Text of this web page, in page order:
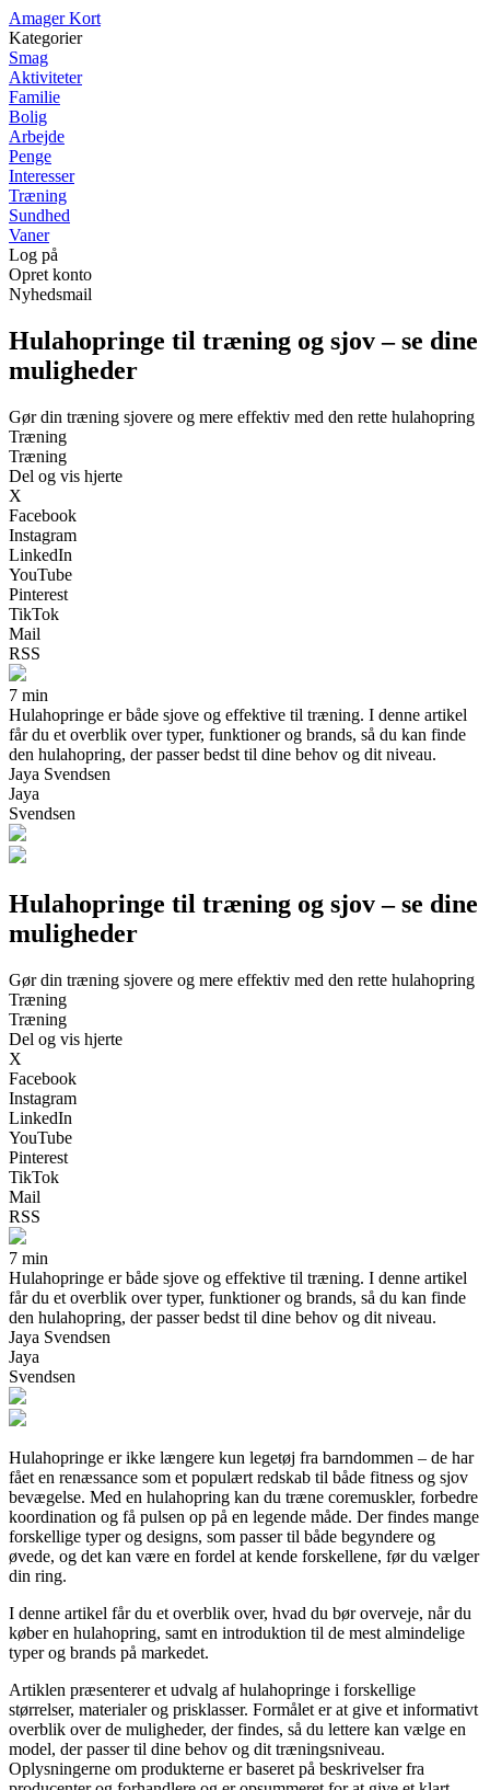
AmagerKort
Kategorier
Smag
Aktiviteter
Familie
Bolig
Arbejde
Penge
Interesser
Træning
Sundhed
Vaner
Log på
Opret konto
Nyhedsmail
Hulahopringe til træning og sjov – se dine
muligheder
Gør din træning sjovere og mere effektiv med den rette hulahopring
Træning
Træning
Del og vis hjerte
X
Facebook
Instagram
LinkedIn
YouTube
Pinterest
TikTok
Mail
RSS
7 min
Hulahopringe er både sjove og effektive til træning. I denne artikel
får du et overblik over typer, funktioner og brands, så du kan finde
den hulahopring, der passer bedst til dine behov og dit niveau.
Jaya Svendsen
Jaya
Svendsen
Hulahopringe til træning og sjov – se dine
muligheder
Gør din træning sjovere og mere effektiv med den rette hulahopring
Træning
Træning
Del og vis hjerte
X
Facebook
Instagram
LinkedIn
YouTube
Pinterest
TikTok
Mail
RSS
7 min
Hulahopringe er både sjove og effektive til træning. I denne artikel
får du et overblik over typer, funktioner og brands, så du kan finde
den hulahopring, der passer bedst til dine behov og dit niveau.
Jaya Svendsen
Jaya
Svendsen
Hulahopringe er ikke længere kun legetøj fra barndommen – de har
fået en renæssance som et populært redskab til både fitness og sjov
bevægelse. Med en hulahopring kan du træne coremuskler, forbedre
koordination og få pulsen op på en legende måde. Der findes mange
forskellige typer og designs, som passer til både begyndere og
øvede, og det kan være en fordel at kende forskellene, før du vælger
din ring.
I denne artikel får du et overblik over, hvad du bør overveje, når du
køber en hulahopring, samt en introduktion til de mest almindelige
typer og brands på markedet.
Artiklen præsenterer et udvalg af hulahopringe i forskellige
størrelser, materialer og prisklasser. Formålet er at give et informativt
overblik over de muligheder, der findes, så du lettere kan vælge en
model, der passer til dine behov og dit træningsniveau.
Oplysningerne om produkterne er baseret på beskrivelser fra